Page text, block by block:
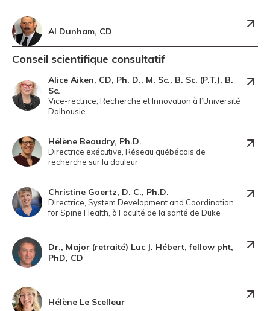
Al Dunham, CD
Conseil scientifique consultatif
Alice Aiken, CD, Ph. D., M. Sc., B. Sc. (P.T.), B.
Sc.
Vice-rectrice, Recherche et Innovation à l’Université
Dalhousie
Hélène Beaudry, Ph.D.
Directrice exécutive, Réseau québécois de
recherche sur la douleur
Christine Goertz, D. C., Ph.D.
Directrice, System Development and Coordination
for Spine Health, à Faculté de la santé de Duke
Dr., Major (retraité) Luc J. Hébert, fellow pht,
PhD, CD
Hélène Le Scelleur